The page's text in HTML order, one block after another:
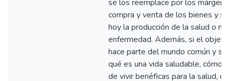
se los reemplace por los
compra y venta de los bienes y
hoy la producción de la salud o
enfermedad. Además, si el
hace parte del mundo común y si
qué es una vida saludable, cómo
de vivir benéficas para la salud,